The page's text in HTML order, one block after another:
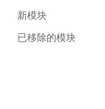
新模块
已移除的模块